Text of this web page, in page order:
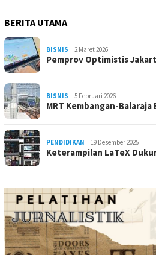
BERITA UTAMA
BISNIS 2 Maret 2026
Pemprov Optimistis
BISNIS 5 Februari 2026
MRT Kembangan-Balaraja
PENDIDIKAN 19 Desember 2025
Keterampilan LaTeX